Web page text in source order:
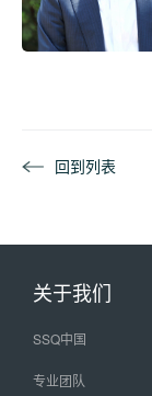
回到列表
关于我们
SSQ中国
专业团队